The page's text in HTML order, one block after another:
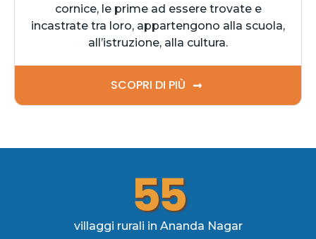
cornice, le prime ad essere trovate e
incastrate tra loro, appartengono alla scuola,
all’istruzione, alla cultura.
SCOPRI DI PIÙ
55
villaggi rurali in Ananda Nagar